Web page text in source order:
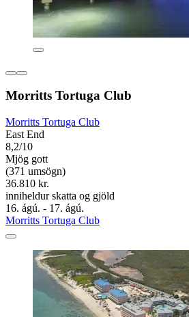
Morritts Tortuga Club
Morritts Tortuga Club
East End
8,2/10
Mjög gott
(371 umsögn)
36.810 kr.
inniheldur skatta og gjöld
16. ágú. - 17. ágú.
Morritts Tortuga Club